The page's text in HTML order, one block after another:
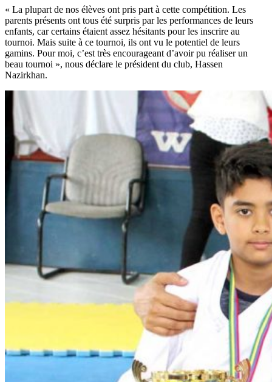
« La plupart de nos élèves ont pris part à cette compétition. Les
parents présents ont tous été surpris par les performances de leurs
enfants, car certains étaient assez hésitants pour les inscrire au
tournoi. Mais suite à ce tournoi, ils ont vu le potentiel de leurs
gamins. Pour moi, c’est très encourageant d’avoir pu réaliser un
beau tournoi », nous déclare le président du club, Hassen
Nazirkhan.